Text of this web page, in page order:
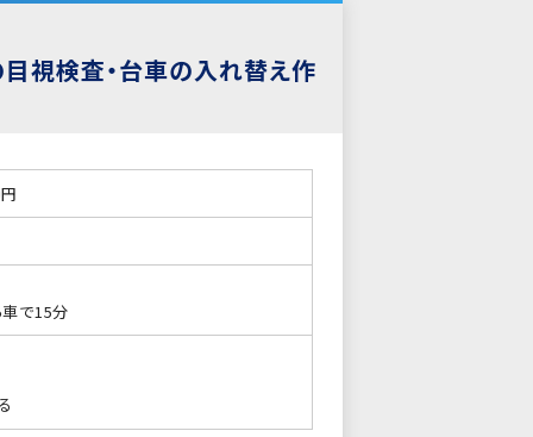
視検査・台車の入れ替え作
で15分